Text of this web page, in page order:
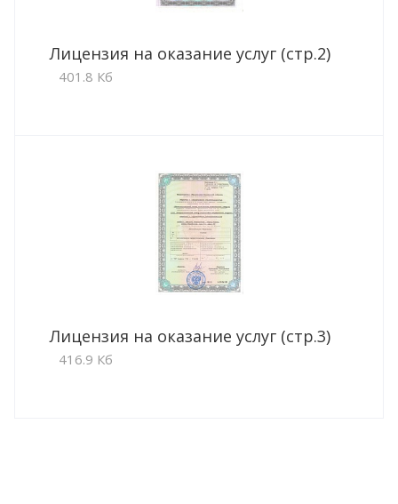
Лицензия на оказание услуг (стр.2)
401.8 Кб
Лицензия на оказание услуг (стр.3)
416.9 Кб